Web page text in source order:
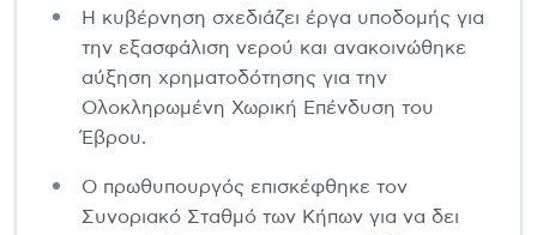
Η κυβέρνηση σχεδιάζει έργα υποδομής για
την εξασφάλιση νερού και ανακοινώθηκε
αύξηση χρηματοδότησης για την
Ολοκληρωμένη Χωρική Επένδυση του
Έβρου.
Ο πρωθυπουργός επισκέφθηκε τον
Συνοριακό Σταθμό των Κήπων για να δει